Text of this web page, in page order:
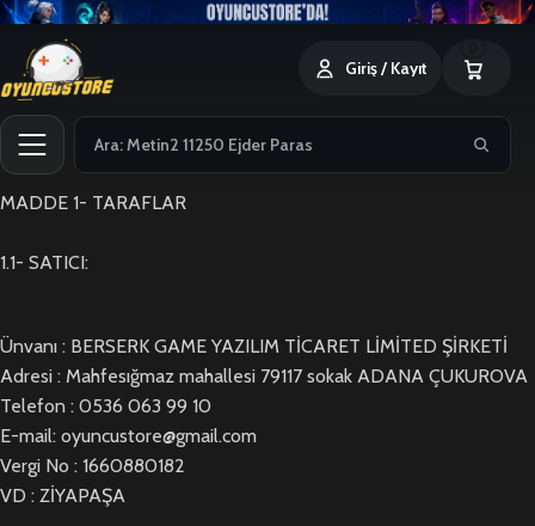
Giriş / Kayıt
MADDE 1- TARAFLAR
1.1- SATICI:
Ünvanı : BERSERK GAME YAZILIM TİCARET LİMİTED ŞİRKETİ
Adresi : Mahfesığmaz mahallesi 79117 sokak ADANA ÇUKUROVA
Telefon : 0536 063 99 10
E-mail: oyuncustore@gmail.com
Vergi No : 1660880182
VD : ZİYAPAŞA